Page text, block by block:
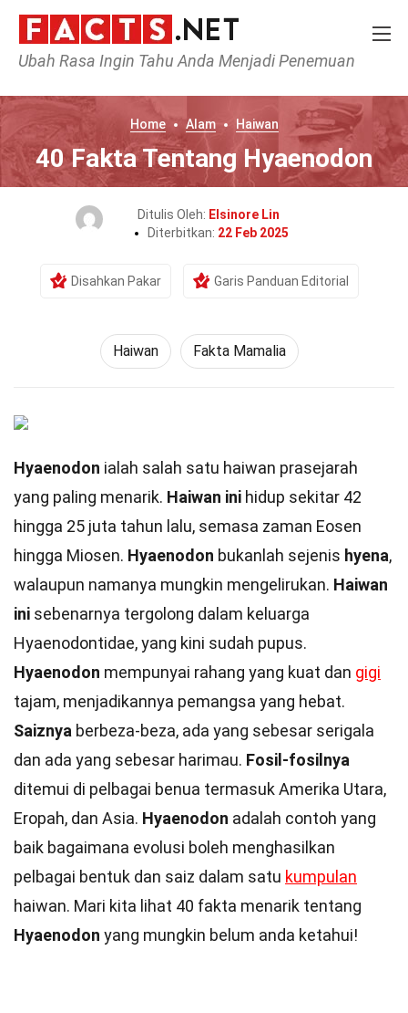
Ubah Rasa Ingin Tahu Anda Menjadi Penemuan
Home Alam Haiwan
40 Fakta Tentang Hyaenodon
Ditulis Oleh: Elsinore Lin
Diterbitkan: 22 Feb 2025
Disahkan Pakar Garis Panduan Editorial
Haiwan Fakta Mamalia
Hyaenodon ialah salah satu haiwan prasejarah
yang paling menarik. Haiwan ini hidup sekitar 42
hingga 25 juta tahun lalu, semasa zaman Eosen
hingga Miosen. Hyaenodon bukanlah sejenis hyena,
walaupun namanya mungkin mengelirukan. Haiwan
ini sebenarnya tergolong dalam keluarga
Hyaenodontidae, yang kini sudah pupus.
Hyaenodon mempunyai rahang yang kuat dan gigi
tajam, menjadikannya pemangsa yang hebat.
Saiznya berbeza-beza, ada yang sebesar serigala
dan ada yang sebesar harimau. Fosil-fosilnya
ditemui di pelbagai benua termasuk Amerika Utara,
Eropah, dan Asia. Hyaenodon adalah contoh yang
baik bagaimana evolusi boleh menghasilkan
pelbagai bentuk dan saiz dalam satu kumpulan
haiwan. Mari kita lihat 40 fakta menarik tentang
Hyaenodon yang mungkin belum anda ketahui!